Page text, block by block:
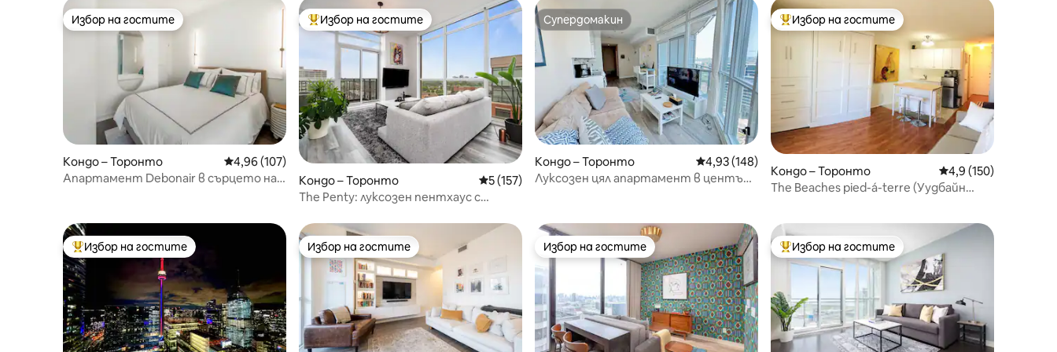
Избор на гостите
Избор на гостите
Кондо – Торонто Средна оценка: 4,96 от 5, 107 отзива
4,96 (107)
Апартамент Debonair в сърцето на
Най-популярен избор на гостите
Избор на гостите
Кондо – Торонто Средна оценка: 5 от 5, 157 отзива
5 (157)
The Penty: луксозен пентхаус с
Супердомакин
Супердомакин
Кондо – Торонто Средна оценка: 4,93 от 5, 148 отзива
4,93 (148)
Луксозен цял апартамент в центъра
Най-популярен избор на гостите
Избор на гостите
Кондо – Торонто Средна оценка: 4,9
4,9 (150)
The Beaches pied-á-terre (Уудбайн
Най-популярен избор на гостите
Избор на гостите Избор на гостите
Избор на гостите Избор на гостите
Избор на гостите Най-популярен избор на гостите
Избор на гостите